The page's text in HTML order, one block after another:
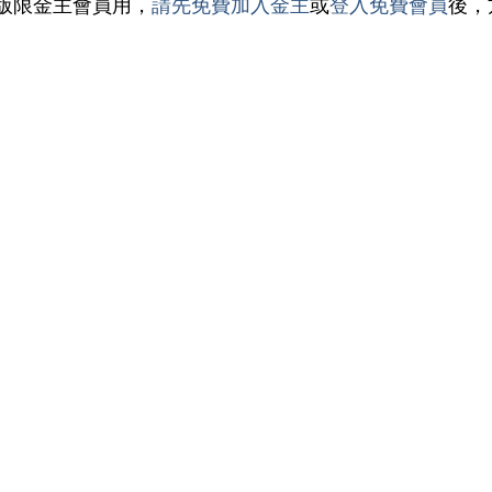
限金主會員用， 請先免費加入金主或登入免費會員後，